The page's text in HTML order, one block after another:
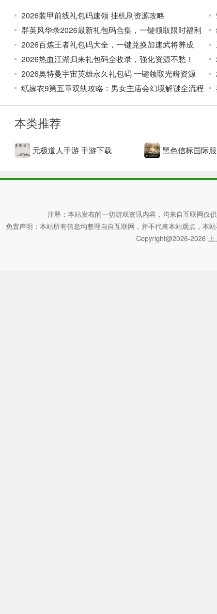
动作格斗：玩家将扮演一个无极的人，在江湖上与其他玩家
装备升级：通过游戏中的任务和挑战，玩家可以获得装备和
分，它直接关系到玩家的战斗力和生存能力。
团队合作：在多人在线模式下，团队合作变得尤为重要。玩
2026装甲前线礼包码速领 挂机刷资源攻略
群英风华录2026最新礼包码合集，一键领取限时福利
2026百炼王者礼包码大全，一键兑换加速武将养成
2026热血江湖归来礼包码全收录，强化资源不愁！
2026奥特曼宇宙英雄永久礼包码 一键领取光暗资源
纸嫁衣9第五章双轨攻略：男女主庙会幻境解谜全流程
本类推荐
无极道人手游 手游下载 黑色信标国际
注释：本站发布的一切游戏资讯内容，均来自互联网仅
免责声明：本站所有信息均整理自自互联网，并不代表本站观点，本
Copyright@2026-2026